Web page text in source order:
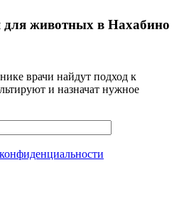
для животных в Нахабино
врачи найдут подход к
и назначат нужное